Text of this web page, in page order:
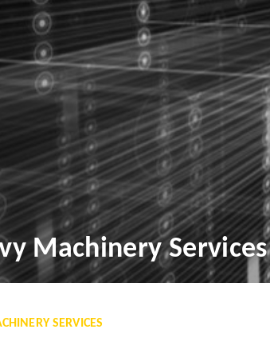
Machinery Services
SERVICES